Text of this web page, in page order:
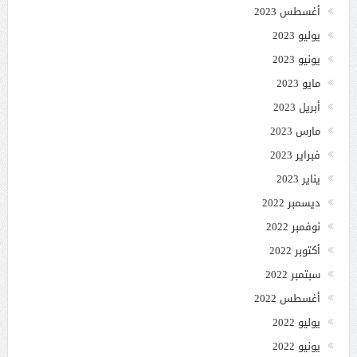
أغسطس 2023
يوليو 2023
يونيو 2023
مايو 2023
أبريل 2023
مارس 2023
فبراير 2023
يناير 2023
ديسمبر 2022
نوفمبر 2022
أكتوبر 2022
سبتمبر 2022
أغسطس 2022
يوليو 2022
يونيو 2022